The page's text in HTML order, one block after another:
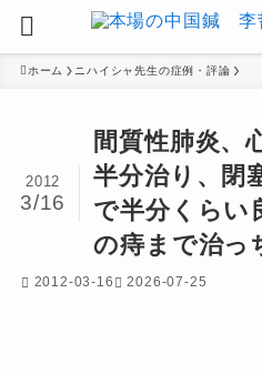
ホーム ニハイシャ先生の症例・評論
間質性肺炎、
半分治り、閉
で半分くらい
の痔まで治っ
2012
3/16
2012-03-16 2026-07-25